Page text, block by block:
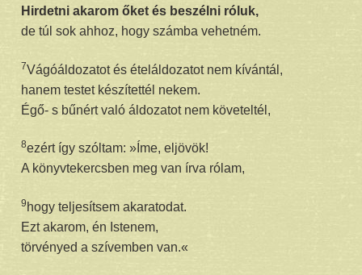
Hirdetni akarom őket és beszélni róluk,
de túl sok ahhoz, hogy számba vehetném.
7Vágóáldozatot és ételáldozatot nem kívántál,
hanem testet készítettél nekem.
Égő- s bűnért való áldozatot nem követeltél,
8ezért így szóltam: »Íme, eljövök!
A könyvtekercsben meg van írva rólam,
9 hogy teljesítsem akaratodat.
Ezt akarom, én Istenem,
törvényed a szívemben van.«